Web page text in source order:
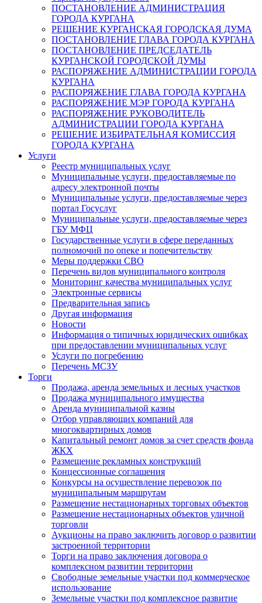
ПОСТАНОВЛЕНИЕ АДМИНИСТРАЦИЯ
ГОРОДА КУРГАНА
РЕШЕНИЕ КУРГАНСКАЯ ГОРОДСКАЯ ДУМА
ПОСТАНОВЛЕНИЕ ГЛАВА ГОРОДА КУРГАНА
ПОСТАНОВЛЕНИЕ ПРЕДСЕДАТЕЛЬ
КУРГАНСКОЙ ГОРОДСКОЙ ДУМЫ
РАСПОРЯЖЕНИЕ АДМИНИСТРАЦИИ ГОРОДА
КУРГАНА
РАСПОРЯЖЕНИЕ ГЛАВА ГОРОДА КУРГАНА
РАСПОРЯЖЕНИЕ МЭР ГОРОДА КУРГАНА
РАСПОРЯЖЕНИЕ РУКОВОДИТЕЛЬ
АДМИНИСТРАЦИИ ГОРОДА КУРГАНА
РЕШЕНИЕ ИЗБИРАТЕЛЬНАЯ КОМИССИЯ
ГОРОДА КУРГАНА
Услуги
Реестр муниципальных услуг
Муниципальные услуги, предоставляемые по
адресу электронной почты
Муниципальные услуги, предоставляемые через
портал Госуслуг
Муниципальные услуги, предоставляемые через
ГБУ МФЦ
Государственные услуги в сфере переданных
полномочий по опеке и попечительству
Меры поддержки СВО
Перечень видов муниципального контроля
Мониторинг качества муниципальных услуг
Электронные сервисы
Предварительная запись
Другая информация
Новости
Информация о типичных юридических ошибках
при предоставлении муниципальных услуг
Услуги по погребению
Перечень МСЗУ
Торги
Продажа, аренда земельных и лесных участков
Продажа муниципального имущества
Аренда муниципальной казны
Отбор управляющих компаний для
многоквартирных домов
Капитальный ремонт домов за счет средств фонда
ЖКХ
Размещение рекламных конструкций
Концессионные соглашения
Конкурсы на осуществление перевозок по
муниципальным маршрутам
Размещение нестационарных торговых объектов
Размещение нестационарных объектов уличной
торговли
Аукционы на право заключить договор о развитии
застроенной территории
Торги на право заключения договора о
комплексном развитии территории
Свободные земельные участки под коммерческое
использование
Земельные участки под комплексное развитие